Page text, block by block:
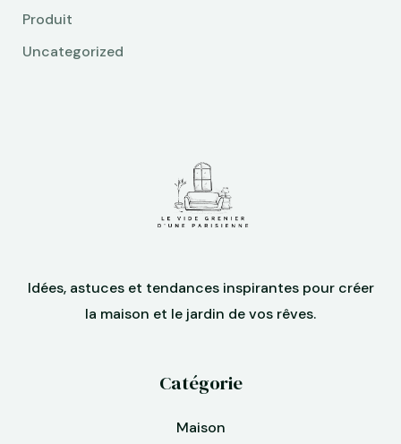
Produit
Uncategorized
Idées, astuces et tendances inspirantes pour créer
la maison et le jardin de vos rêves.
Catégorie
Maison